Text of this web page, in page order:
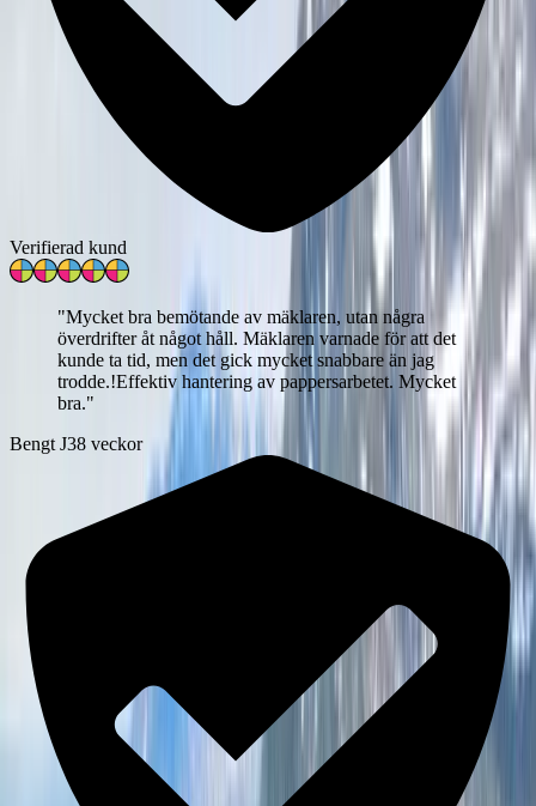
Verifierad kund
"Mycket bra bemötande av mäklaren, utan några
överdrifter åt något håll. Mäklaren varnade för att det
kunde ta tid, men det gick mycket snabbare än jag
trodde.!Effektiv hantering av pappersarbetet. Mycket
bra."
Bengt J38 veckor